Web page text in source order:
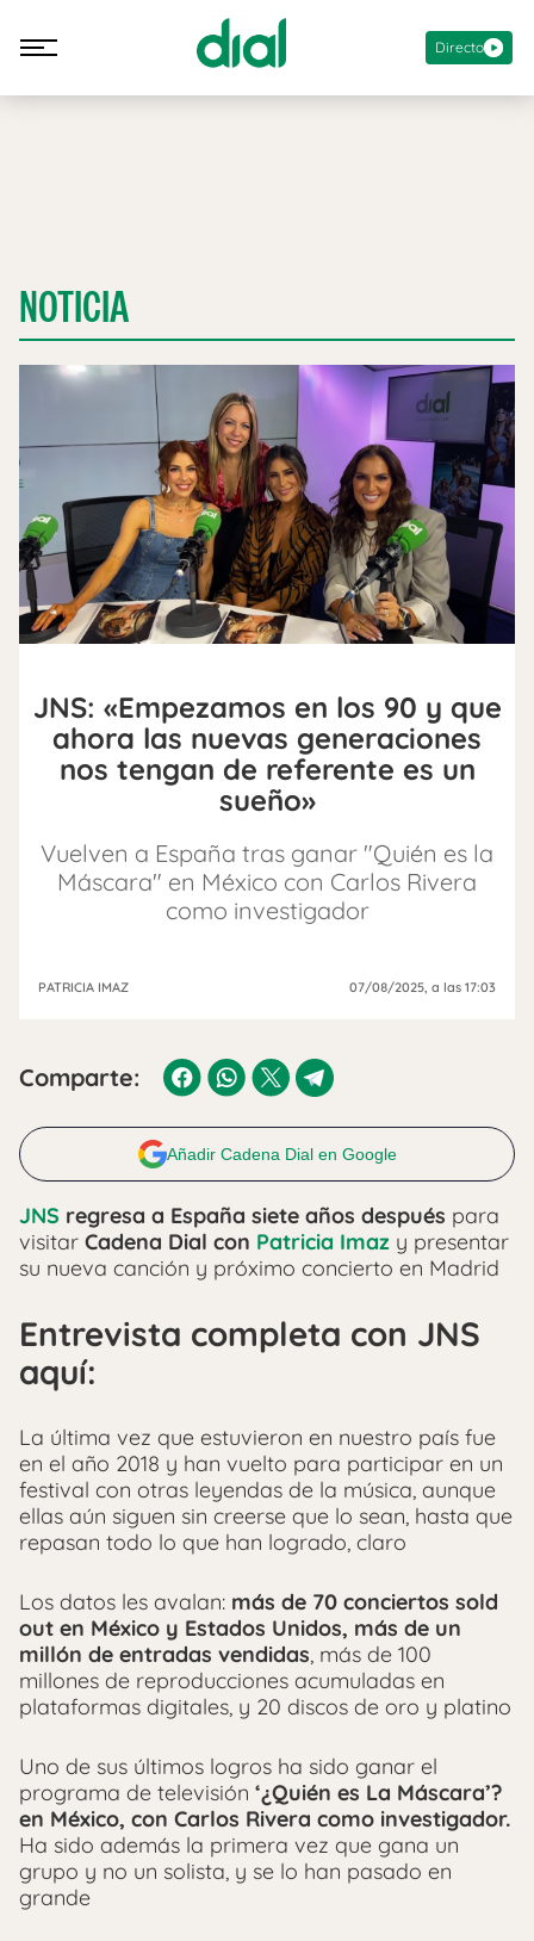
Directo
NOTICIA
JNS: «Empezamos en los 90 y que
ahora las nuevas generaciones
nos tengan de referente es un
sueño»
Vuelven a España tras ganar "Quién es la
Máscara" en México con Carlos Rivera
como investigador
PATRICIA IMAZ 07/08/2025 , a las 17:03
Comparte:
Añadir Cadena Dial en Google
JNS regresa a España siete años después para
visitar Cadena Dial con Patricia Imaz y presentar
su nueva canción y próximo concierto en Madrid
Entrevista completa con JNS
aquí:
La última vez que estuvieron en nuestro país fue
en el año 2018 y han vuelto para participar en un
festival con otras leyendas de la música, aunque
ellas aún siguen sin creerse que lo sean, hasta que
repasan todo lo que han logrado, claro
Los datos les avalan: más de 70 conciertos sold
out en México y Estados Unidos, más de un
millón de entradas vendidas, más de 100
millones de reproducciones acumuladas en
plataformas digitales, y 20 discos de oro y platino
Uno de sus últimos logros ha sido ganar el
programa de televisión ‘¿Quién es La Máscara’?
en México, con Carlos Rivera como investigador.
Ha sido además la primera vez que gana un
grupo y no un solista, y se lo han pasado en
grande